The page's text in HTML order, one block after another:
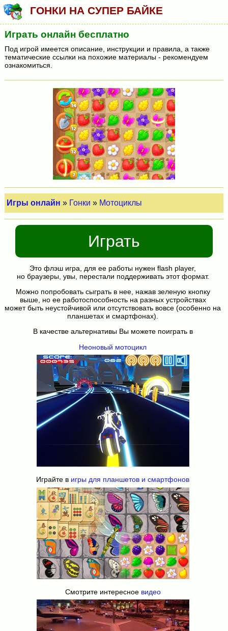
ГОНКИ НА СУПЕР БАЙКЕ
Играть онлайн бесплатно
Под игрой имеется описание, инструкции и правила, а также
тематические ссылки на похожие материалы - рекомендуем
ознакомиться.
Игры онлайн » Гонки » Мотоциклы
Играть
Это флэш игра, для ее работы нужен flash player,
но браузеры, увы, перестали поддерживать этот формат.
Можно попробовать сыграть в нее, нажав зеленую кнопку
выше, но ее работоспособность на разных устройствах
может быть неустойчивой или отсутствовать вовсе (особенно на
планшетах и смартфонах).
В качестве альтернативы Вы можете поиграть в
Неоновый мотоцикл
Играйте в игры для планшетов и смартфонов
Смотрите интересное видео